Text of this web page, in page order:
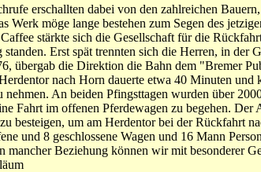
erschallten dabei von den zahlreichen
Werk möge lange bestehen zum Segen des
stärkte sich die Gesellschaft für die
standen. Erst spät trennten sich die Herren, in
übergab die Direktion die Bahn dem "Bremer
nach Horn dauerte etwa 40 Minuten und
nehmen. An beiden Pfingsttagen wurden über
Fahrt im offenen Pferdewagen zu begehen.
besteigen, um am Herdentor bei der Rückfahrt
und 8 geschlossene Wagen und 16 Mann
mancher Beziehung können wir mit